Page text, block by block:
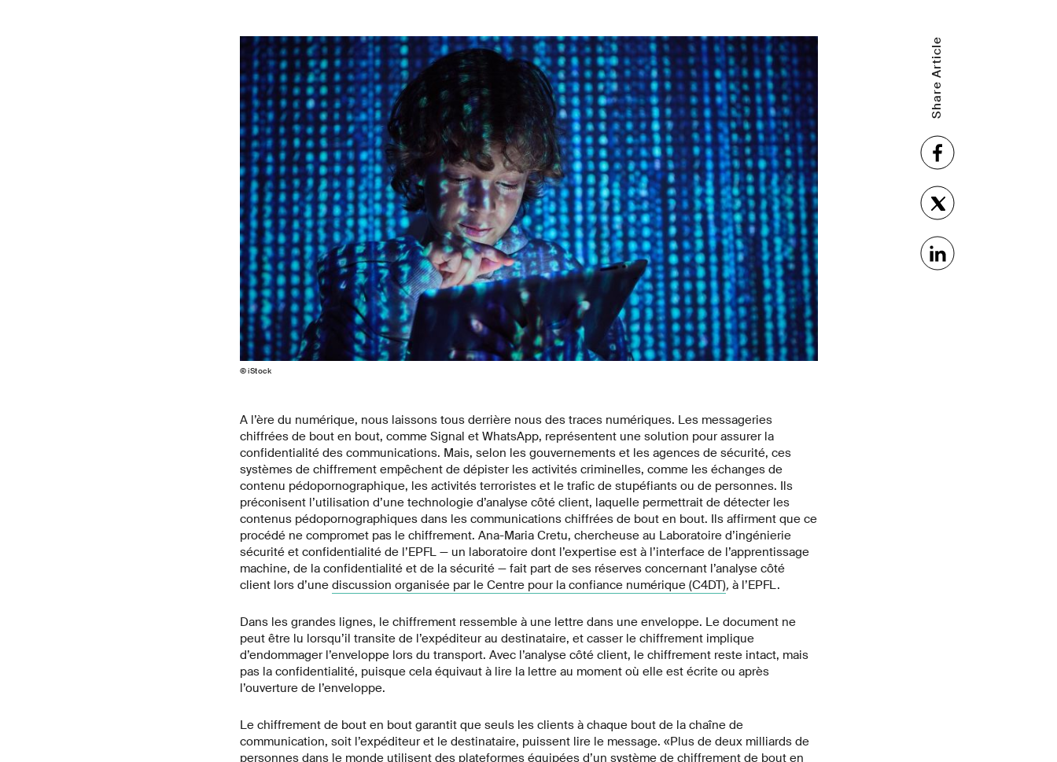
© iStock
Share Article
A l’ère du numérique, nous laissons tous derrière nous des traces numériques. Les messageries
chiffrées de bout en bout, comme Signal et WhatsApp, représentent une solution pour assurer la
confidentialité des communications. Mais, selon les gouvernements et les agences de sécurité, ces
systèmes de chiffrement empêchent de dépister les activités criminelles, comme les échanges de
contenu pédopornographique, les activités terroristes et le trafic de stupéfiants ou de personnes. Ils
préconisent l’utilisation d’une technologie d’analyse côté client, laquelle permettrait de détecter les
contenus pédopornographiques dans les communications chiffrées de bout en bout. Ils affirment que ce
procédé ne compromet pas le chiffrement. Ana-Maria Cretu, chercheuse au Laboratoire d’ingénierie
sécurité et confidentialité de l’EPFL — un laboratoire dont l’expertise est à l’interface de l’apprentissage
machine, de la confidentialité et de la sécurité — fait part de ses réserves concernant l’analyse côté
client lors d’une discussion organisée par le Centre pour la confiance numérique (C4DT), à l’EPFL.
Dans les grandes lignes, le chiffrement ressemble à une lettre dans une enveloppe. Le document ne
peut être lu lorsqu’il transite de l’expéditeur au destinataire, et casser le chiffrement implique
d’endommager l’enveloppe lors du transport. Avec l’analyse côté client, le chiffrement reste intact, mais
pas la confidentialité, puisque cela équivaut à lire la lettre au moment où elle est écrite ou après
l’ouverture de l’enveloppe.
Le chiffrement de bout en bout garantit que seuls les clients à chaque bout de la chaîne de
communication, soit l’expéditeur et le destinataire, puissent lire le message. «Plus de deux milliards de
personnes dans le monde utilisent des plateformes équipées d’un système de chiffrement de bout en